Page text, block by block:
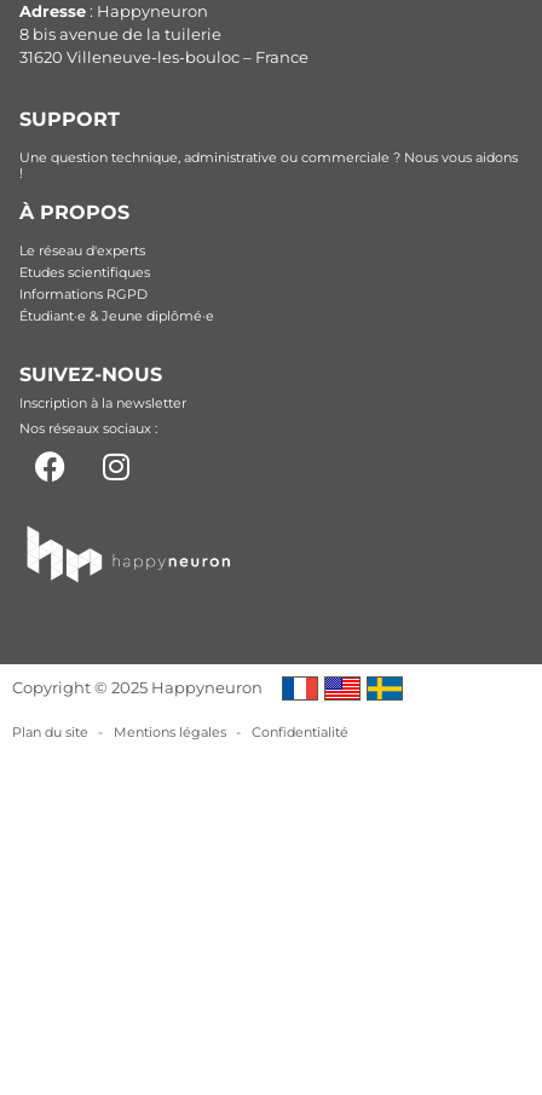
Adresse : Happyneuron
8 bis avenue de la tuilerie
31620 Villeneuve-les-bouloc – France
SUPPORT
Une question technique, administrative ou commerciale ? Nous vous aidons
!
À PROPOS
Le réseau d'experts
Etudes scientifiques
Informations RGPD
Étudiant·e & Jeune diplômé·e
SUIVEZ-NOUS
Inscription à la newsletter
Nos réseaux sociaux :
Copyright © 2025 Happyneuron
Plan du site - Mentions légales - Confidentialité